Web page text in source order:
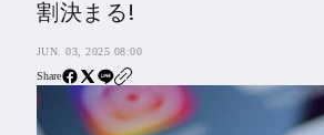
住宅ローン
SBIネオトレード証券
All Articles
割決まる!
JUN. 03, 2025 08:00
Share